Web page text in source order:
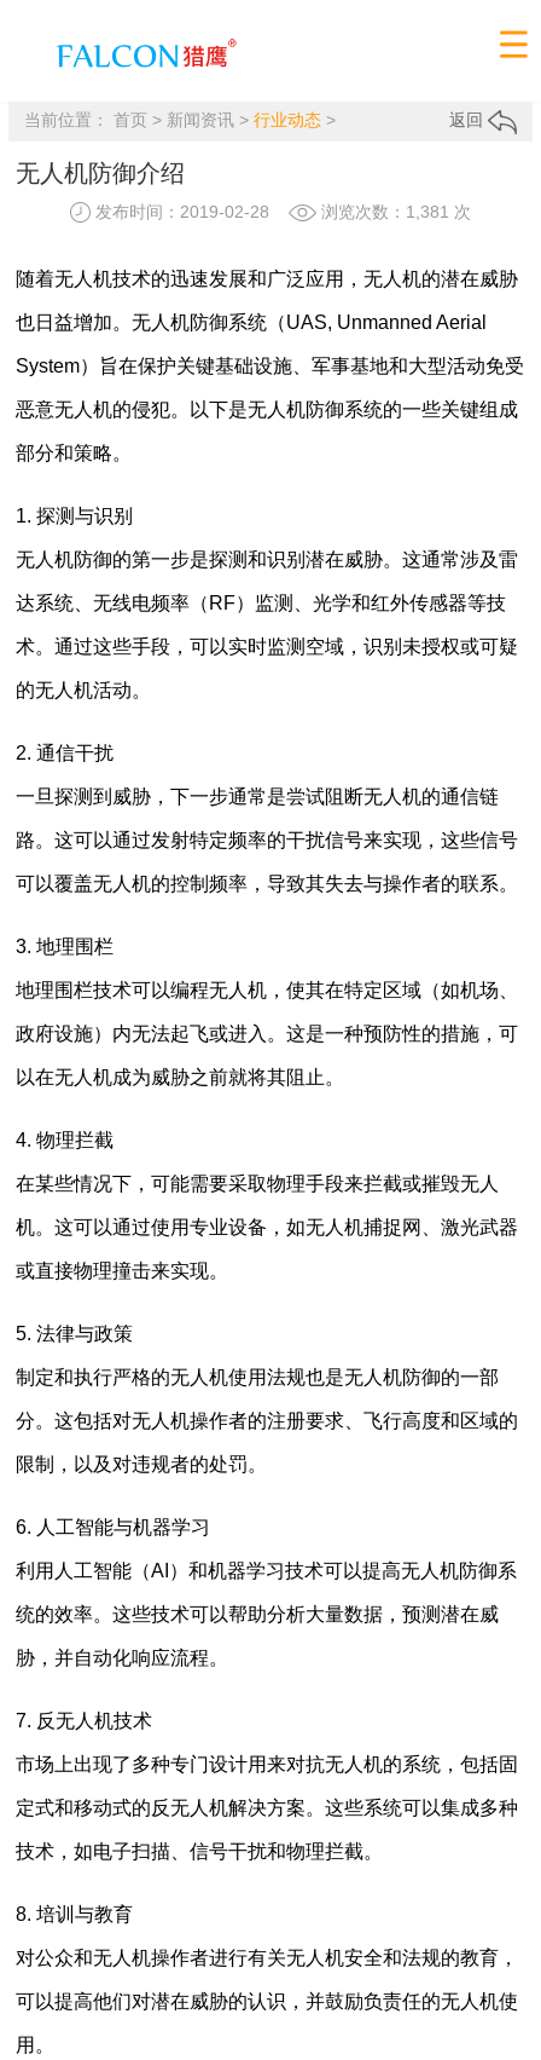
当前位置： 首页> 新闻资讯> 行业动态> 返回
无人机防御介绍
发布时间：2019-02-28 浏览次数：1,381 次
随着无人机技术的迅速发展和广泛应用，无人机的潜在威胁
也日益增加。无人机防御系统（UAS, Unmanned Aerial
System）旨在保护关键基础设施、军事基地和大型活动免受
恶意无人机的侵犯。以下是无人机防御系统的一些关键组成
部分和策略。
1. 探测与识别
无人机防御的第一步是探测和识别潜在威胁。这通常涉及雷
达系统、无线电频率（RF）监测、光学和红外传感器等技
术。通过这些手段，可以实时监测空域，识别未授权或可疑
的无人机活动。
2. 通信干扰
一旦探测到威胁，下一步通常是尝试阻断无人机的通信链
路。这可以通过发射特定频率的干扰信号来实现，这些信号
可以覆盖无人机的控制频率，导致其失去与操作者的联系。
3. 地理围栏
地理围栏技术可以编程无人机，使其在特定区域（如机场、
政府设施）内无法起飞或进入。这是一种预防性的措施，可
以在无人机成为威胁之前就将其阻止。
4. 物理拦截
在某些情况下，可能需要采取物理手段来拦截或摧毁无人
机。这可以通过使用专业设备，如无人机捕捉网、激光武器
或直接物理撞击来实现。
5. 法律与政策
制定和执行严格的无人机使用法规也是无人机防御的一部
分。这包括对无人机操作者的注册要求、飞行高度和区域的
限制，以及对违规者的处罚。
6. 人工智能与机器学习
利用人工智能（AI）和机器学习技术可以提高无人机防御系
统的效率。这些技术可以帮助分析大量数据，预测潜在威
胁，并自动化响应流程。
7. 反无人机技术
市场上出现了多种专门设计用来对抗无人机的系统，包括固
定式和移动式的反无人机解决方案。这些系统可以集成多种
技术，如电子扫描、信号干扰和物理拦截。
8. 培训与教育
对公众和无人机操作者进行有关无人机安全和法规的教育，
可以提高他们对潜在威胁的认识，并鼓励负责任的无人机使
用。